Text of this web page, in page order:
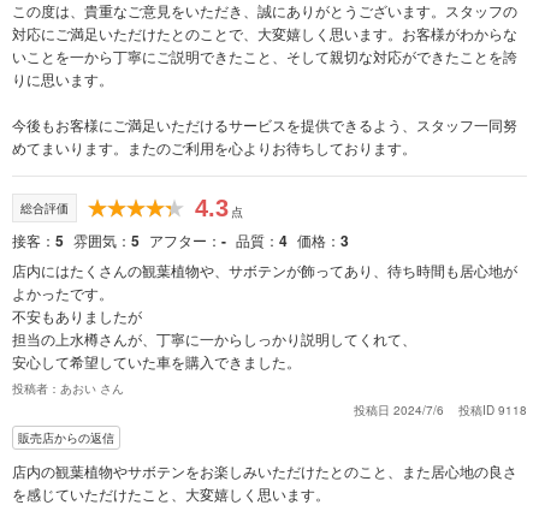
この度は、貴重なご意見をいただき、誠にありがとうございます。スタッフの
対応にご満足いただけたとのことで、大変嬉しく思います。お客様がわからな
いことを一から丁寧にご説明できたこと、そして親切な対応ができたことを誇
りに思います。
今後もお客様にご満足いただけるサービスを提供できるよう、スタッフ一同努
めてまいります。またのご利用を心よりお待ちしております。
総合評価 4.3 点
接客 5 雰囲気 5 アフター - 品質 4 価格 3
店内にはたくさんの観葉植物や、サボテンが飾ってあり、待ち時間も居心地が
よかったです。
不安もありましたが
担当の上水樽さんが、丁寧に一からしっかり説明してくれて、
安心して希望していた車を購入できました。
投稿者：あおい さん
投稿日 2024/7/6
投稿ID 9118
販売店からの返信
店内の観葉植物やサボテンをお楽しみいただけたとのこと、また居心地の良さ
を感じていただけたこと、大変嬉しく思います。